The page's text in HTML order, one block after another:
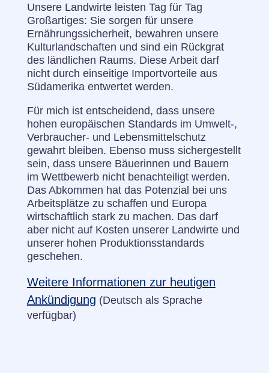
Unsere Landwirte leisten Tag für Tag
Großartiges: Sie sorgen für unsere
Ernährungssicherheit, bewahren unsere
Kulturlandschaften und sind ein Rückgrat
des ländlichen Raums. Diese Arbeit darf
nicht durch einseitige Importvorteile aus
Südamerika entwertet werden.
Für mich ist entscheidend, dass unsere
hohen europäischen Standards im Umwelt-,
Verbraucher- und Lebensmittelschutz
gewahrt bleiben. Ebenso muss sichergestellt
sein, dass unsere Bäuerinnen und Bauern
im Wettbewerb nicht benachteiligt werden.
Das Abkommen hat das Potenzial bei uns
Arbeitsplätze zu schaffen und Europa
wirtschaftlich stark zu machen. Das darf
aber nicht auf Kosten unserer Landwirte und
unserer hohen Produktionsstandards
geschehen.
Weitere Informationen zur heutigen
Ankündigung (Deutsch als Sprache
verfügbar)